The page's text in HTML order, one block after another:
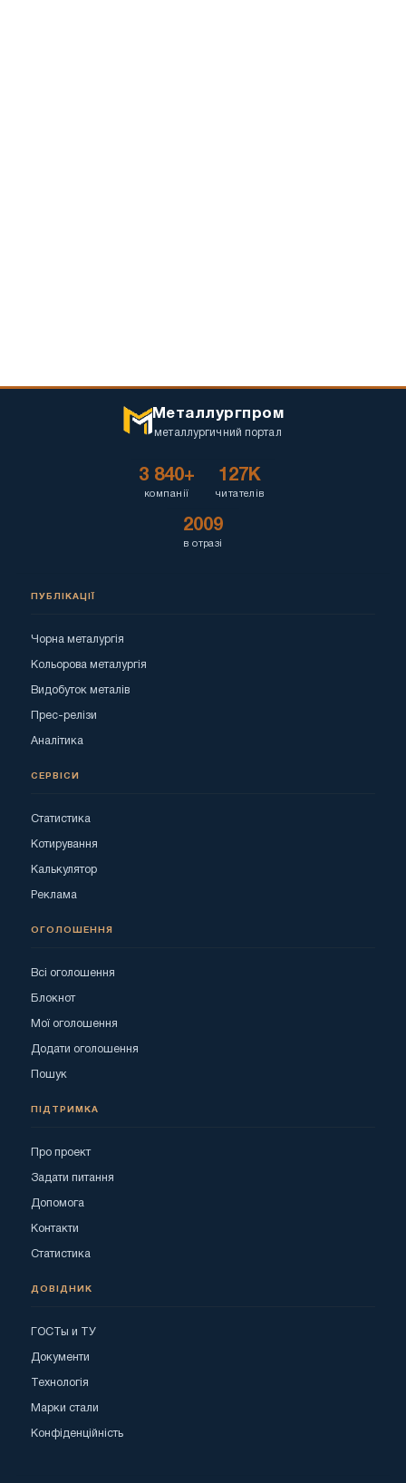
Металлургпром
металлургичний портал
3 840+
компанії
127K
читателів
2009
в отразі
ПУБЛІКАЦІЇ
Чорна металургія
Кольорова металургія
Видобуток металів
Прес-релізи
Аналітика
СЕРВІСИ
Статистика
Котирування
Калькулятор
Реклама
ОГОЛОШЕННЯ
Всі оголошення
Блокнот
Мої оголошення
Додати оголошення
Пошук
ПІДТРИМКА
Про проект
Задати питання
Допомога
Контакти
Статистика
ДОВІДНИК
ГОСТы и ТУ
Документи
Технологія
Марки стали
Конфіденційність